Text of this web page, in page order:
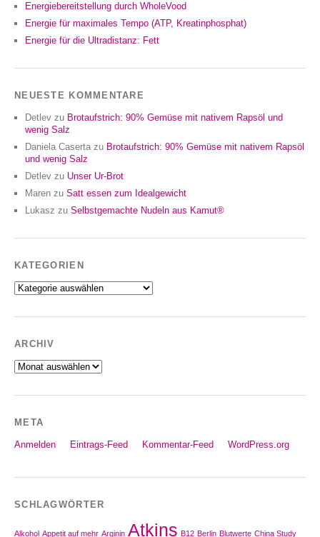
Energiebereitstellung durch WholeVood
Energie für maximales Tempo (ATP, Kreatinphosphat)
Energie für die Ultradistanz: Fett
NEUESTE KOMMENTARE
Detlev zu Brotaufstrich: 90% Gemüse mit nativem Rapsöl und
wenig Salz
Daniela Caserta zu Brotaufstrich: 90% Gemüse mit nativem Rapsöl
und wenig Salz
Detlev zu Unser Ur-Brot
Maren zu Satt essen zum Idealgewicht
Lukasz zu Selbstgemachte Nudeln aus Kamut®
KATEGORIEN
Kategorien
ARCHIV
Archiv
META
Anmelden Eintrags-Feed Kommentar-Feed WordPress.org
SCHLAGWÖRTER
Alkohol Appetit auf mehr Arginin Atkins B12 Berlin Blutwerte China Study